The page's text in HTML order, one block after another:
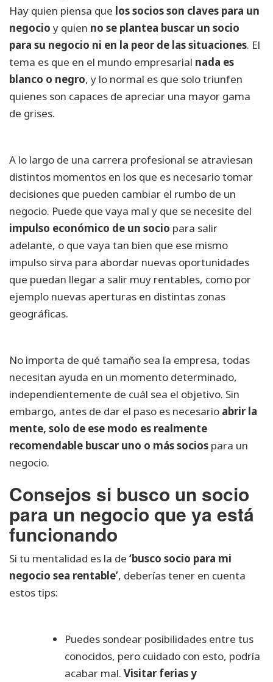
Hay quien piensa que los socios son claves para un
negocio y quien no se plantea buscar un socio
para su negocio ni en la peor de las situaciones. El
tema es que en el mundo empresarial nada es
blanco o negro, y lo normal es que solo triunfen
quienes son capaces de apreciar una mayor gama
de grises.
A lo largo de una carrera profesional se atraviesan
distintos momentos en los que es necesario tomar
decisiones que pueden cambiar el rumbo de un
negocio. Puede que vaya mal y que se necesite del
impulso económico de un socio para salir
adelante, o que vaya tan bien que ese mismo
impulso sirva para abordar nuevas oportunidades
que puedan llegar a salir muy rentables, como por
ejemplo nuevas aperturas en distintas zonas
geográficas.
No importa de qué tamaño sea la empresa, todas
necesitan ayuda en un momento determinado,
independientemente de cuál sea el objetivo. Sin
embargo, antes de dar el paso es necesario abrir la
mente, solo de ese modo es realmente
recomendable buscar uno o más socios para un
negocio.
Consejos si busco un socio
para un negocio que ya está
funcionando
Si tu mentalidad es la de ‘busco socio para mi
negocio sea rentable’, deberías tener en cuenta
estos tips:
Puedes sondear posibilidades entre tus
conocidos, pero cuidado con esto, podría
acabar mal. Visitar ferias y